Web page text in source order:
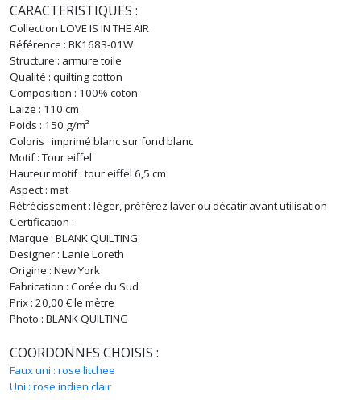
CARACTERISTIQUES :
Collection LOVE IS IN THE AIR
Référence : BK1683-01W
Structure : armure toile
Qualité : quilting cotton
Composition : 100% coton
Laize : 110 cm
Poids : 150 g/m²
Coloris : imprimé blanc sur fond blanc
Motif : Tour eiffel
Hauteur motif : tour eiffel 6,5 cm
Aspect : mat
Rétrécissement : léger, préférez laver ou décatir avant utilisation
Certification :
Marque : BLANK QUILTING
Designer : Lanie Loreth
Origine : New York
Fabrication : Corée du Sud
Prix : 20,00 € le mètre
Photo : BLANK QUILTING
COORDONNES CHOISIS :
Faux uni : rose litchee
Uni : rose indien clair